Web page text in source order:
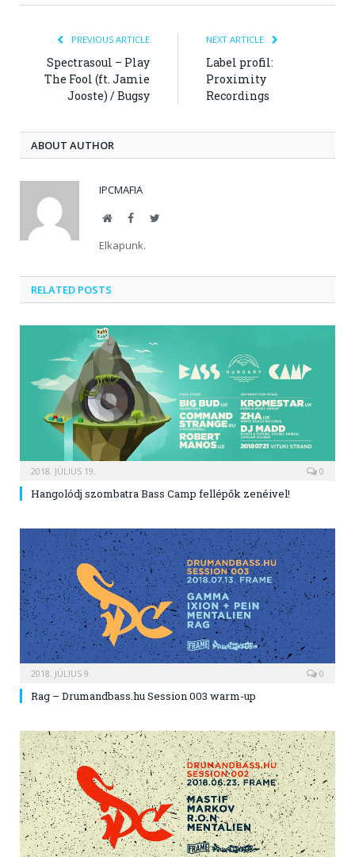
PREVIOUS ARTICLE
Spectrasoul – Play
The Fool (ft. Jamie
Jooste) / Bugsy
NEXT ARTICLE
Label profil:
Proximity
Recordings
ABOUT AUTHOR
IPCMAFIA
WebsiteFacebookTwitter
Elkapunk.
RELATED POSTS
2018. JÚLIUS 19. 0
Hangolódj szombatra Bass Camp fellépők zenéivel!
2018. JÚLIUS 9. 0
Rag – Drumandbass.hu Session 003 warm-up